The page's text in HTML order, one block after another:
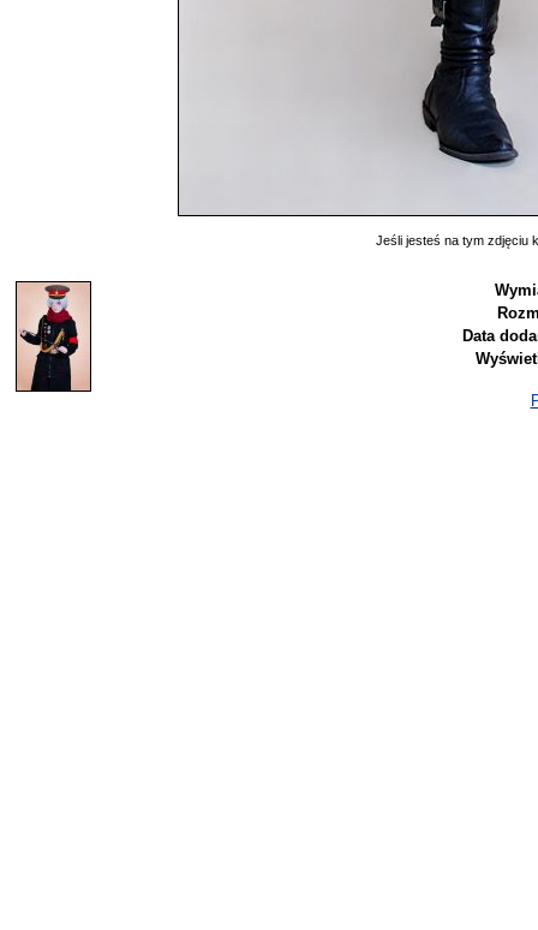
Jeśli jesteś na tym zdjęciu
Data